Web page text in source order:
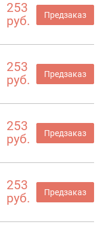
253
руб.
Предзаказ
253
руб.
Предзаказ
253
руб.
Предзаказ
253
руб.
Предзаказ